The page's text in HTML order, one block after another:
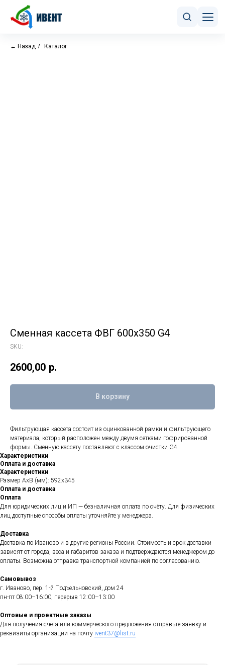
← Назад / Каталог
Сменная кассета ФВГ 600х350 G4
SKU:
2600,00 р.
В корзину
Фильтрующая кассета состоит из оцинкованной рамки и фильтрующего
материала, который расположен между двумя сетками гофрированной
формы. Сменную кассету поставляют с классом очистки G4.
Характеристики
Оплата и доставка
Характеристики
Размер AхB (мм): 592х345
Оплата и доставка
Оплата
Для юридических лиц и ИП — безналичная оплата по счёту. Для физических
лиц доступные способы оплаты уточняйте у менеджера.
Доставка
Доставка по Иваново и в другие регионы России. Стоимость и срок доставки
зависят от города, веса и габаритов заказа и подтверждаются менеджером до
оплаты. Возможна отправка транспортной компанией по согласованию.
Самовывоз
г. Иваново, пер. 1-й Подъельновский, дом 24
пн-пт 08:00–16:00, перерыв 12:00–13:00
Оптовые и проектные заказы
Для получения счёта или коммерческого предложения отправьте заявку и
реквизиты организации на почту ivent37@list.ru